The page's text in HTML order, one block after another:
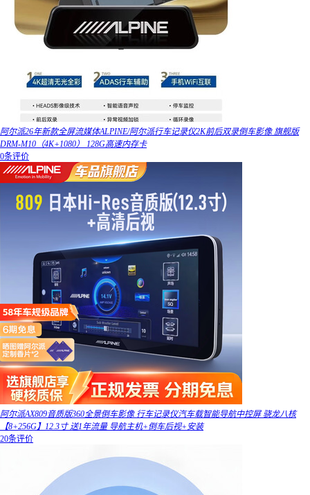
阿尔派26年新款全屏流媒体ALPINE/阿尔派行车记录仪2K前后双录倒车影像 旗舰版
DRM-M10（4K+1080） 128G高速内存卡
0条评价
阿尔派AX809音质版360全景倒车影像 行车记录仪汽车载智能导航中控屏 骁龙八核
【8+256G】12.3寸 送1年流量 导航主机+倒车后视+安装
20条评价